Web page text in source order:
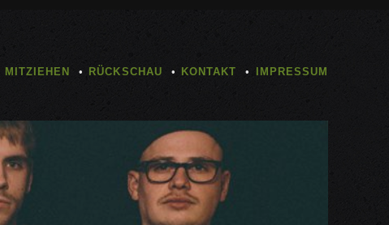
MITZIEHEN RÜCKSCHAU KONTAKT IMPRESSUM